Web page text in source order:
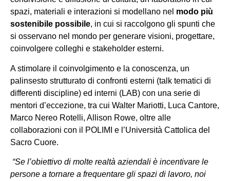
spazi, materiali e interazioni si modellano nel modo più
sostenibile possibile, in cui si raccolgono gli spunti che
si osservano nel mondo per generare visioni, progettare,
coinvolgere colleghi e stakeholder esterni.
A stimolare il coinvolgimento e la conoscenza, un
palinsesto strutturato di confronti esterni (talk tematici di
differenti discipline) ed interni (LAB) con una serie di
mentori d’eccezione, tra cui Walter Mariotti, Luca Cantore,
Marco Nereo Rotelli, Allison Rowe, oltre alle
collaborazioni con il POLIMI e l’Università Cattolica del
Sacro Cuore.
“Se l’obiettivo di molte realtà aziendali è incentivare le
persone a tornare a frequentare gli spazi di lavoro, noi